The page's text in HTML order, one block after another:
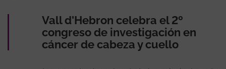
Vall d'Hebron celebra el 2º
congreso de investigación en
cáncer de cabeza y cuello